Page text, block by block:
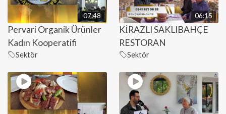
07:48
Pervari Organik Ürünler
Kadın Kooperatifi
Sektör
06:15
KİRAZLI SAKLIBAHÇE
RESTORAN
Sektör